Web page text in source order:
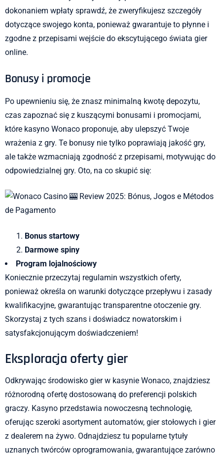
dokonaniem wpłaty sprawdź, że zweryfikujesz szczegóły
dotyczące swojego konta, ponieważ gwarantuje to płynne i
zgodne z przepisami wejście do ekscytującego świata gier
online.
Bonusy i promocje
Po upewnieniu się, że znasz minimalną kwotę depozytu,
czas zapoznać się z kuszącymi bonusami i promocjami,
które kasyno Wonaco proponuje, aby ulepszyć Twoje
wrażenia z gry. Te bonusy nie tylko poprawiają jakość gry,
ale także wzmacniają zgodność z przepisami, motywując do
odpowiedzialnej gry. Oto, na co skupić się:
Bonus startowy
Darmowe spiny
Program lojalnościowy
Koniecznie przeczytaj regulamin wszystkich oferty,
ponieważ określa on warunki dotyczące przepływu i zasady
kwalifikacyjne, gwarantując transparentne otoczenie gry.
Skorzystaj z tych szans i doświadcz nowatorskim i
satysfakcjonującym doświadczeniem!
Eksploracja oferty gier
Odkrywając środowisko gier w kasynie Wonaco, znajdziesz
różnorodną ofertę dostosowaną do preferencji polskich
graczy. Kasyno przedstawia nowoczesną technologię,
oferując szeroki asortyment automatów, gier stołowych i gier
z dealerem na żywo. Odnajdziesz tu popularne tytuły
uznanych twórców oprogramowania, gwarantujące zarówno